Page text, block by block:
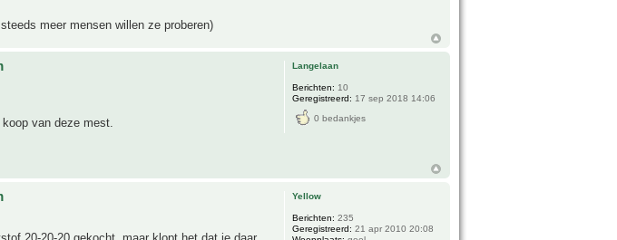
meer mensen willen ze proberen)
van deze mest.
Langelaan
Berichten: 10
Geregistreerd: 17 sep 2018 14:06
0 bedankjes
Yellow
Berichten: 235
Geregistreerd: 21 apr 2010 20:08